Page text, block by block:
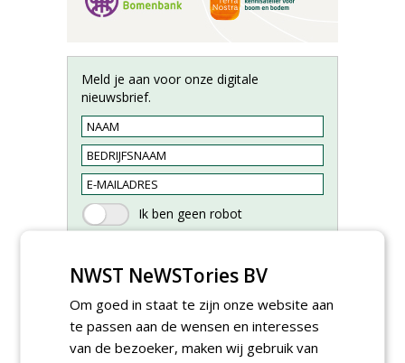
Meld je aan voor onze digitale
nieuwsbrief.
NWST NeWSTories BV
Om goed in staat te zijn onze website aan
te passen aan de wensen en interesses
van de bezoeker, maken wij gebruik van